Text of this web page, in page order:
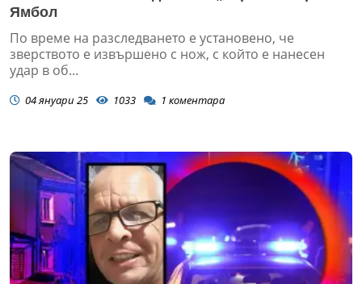
Ямбол
По време на разследването е установено, че
зверството е извършено с нож, с който е нанесен
удар в об...
04 януари 25 1033 1 коментара